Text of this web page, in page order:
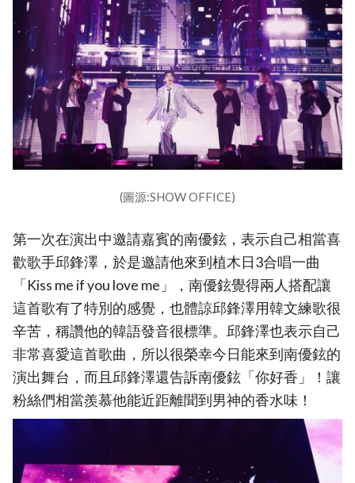
(圖源:SHOW OFFICE)
第一次在演出中邀請嘉賓的南優鉉，表示自己相當喜
歡歌手邱鋒澤，於是邀請他來到植木日3合唱一曲
「Kiss me if you love me」，南優鉉覺得兩人搭配讓
這首歌有了特別的感覺，也體諒邱鋒澤用韓文練歌很
辛苦，稱讚他的韓語發音很標準。邱鋒澤也表示自己
非常喜愛這首歌曲，所以很榮幸今日能來到南優鉉的
演出舞台，而且邱鋒澤還告訴南優鉉「你好香」！讓
粉絲們相當羨慕他能近距離聞到男神的香水味！